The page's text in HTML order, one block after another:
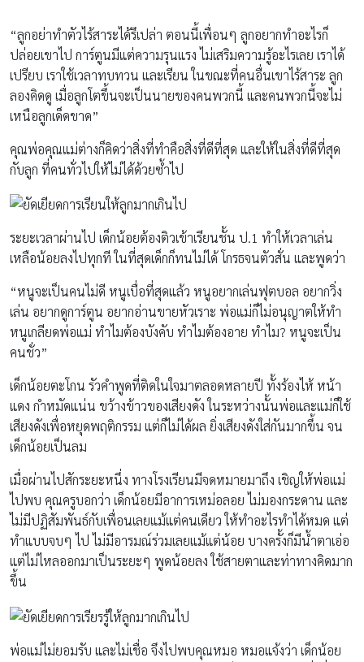
“ลูกอย่าทำตัวไร้สาระได้รึเปล่า ตอนนี้เพื่อนๆ ลูกอยากทำอะไรก็
ปล่อยเขาไป การ์ตูนมีแต่ความรุนแรง ไม่เสริมความรู้อะไรเลย เราได้
เปรียบ เราใช้เวลาทบทวน และเรียน ในขณะที่คนอื่นเขาไร้สาระ ลูก
ลองคิดดู เมื่อลูกโตขึ้นจะเป็นนายของคนพวกนี้ และคนพวกนี้จะไม่
เหนือลูกเด็ดขาด”
คุณพ่อคุณแม่ต่างก็คิดว่าสิ่งที่ทำคือสิ่งที่ดีที่สุด และให้ในสิ่งที่ดีที่สุด
กับลูก ที่คนทั่วไปให้ไม่ได้ด้วยซ้ำไป
ระยะเวลาผ่านไป เด็กน้อยต้องติวเข้าเรียนชั้น ป.1 ทำให้เวลาเล่น
เหลือน้อยลงไปทุกที ในที่สุดเด็กก็ทนไม่ได้ โกรธจนตัวสั่น และพูดว่า
“หนูจะเป็นคนไม่ดี หนูเบื่อที่สุดแล้ว หนูอยากเล่นฟุตบอล อยากวิ่ง
เล่น อยากดูการ์ตูน อยากอ่านขายหัวเราะ พ่อแม่ก็ไม่อนุญาตให้ทำ
หนูเกลียดพ่อแม่ ทำไมต้องบังคับ ทำไมต้องอาย ทำไม? หนูจะเป็น
คนชั่ว”
เด็กน้อยตะโกน รัวคำพูดที่ติดในใจมาตลอดหลายปี ทั้งร้องไห้ หน้า
แดง กำหมัดแน่น ขว้างข้าวของเสียงดัง ในระหว่างนั้นพ่อและแม่ก็ใช้
เสียงดังเพื่อหยุดพฤติกรรม แต่ก็ไม่ได้ผล ยิ่งเสียงดังใส่กันมากขึ้น จน
เด็กน้อยเป็นลม
เมื่อผ่านไปสักระยะหนึ่ง ทางโรงเรียนมีจดหมายมาถึง เชิญให้พ่อแม่
ไปพบ คุณครูบอกว่า เด็กน้อยมีอาการเหม่อลอย ไม่มองกระดาน และ
ไม่มีปฏิสัมพันธ์กับเพื่อนเลยแม้แต่คนเดียว ให้ทำอะไรทำได้หมด แต่
ทำแบบจบๆ ไป ไม่มีอารมณ์ร่วมเลยแม้แต่น้อย บางครั้งก็มีน้ำตาเอ่อ
แต่ไม่ไหลออกมาเป็นระยะๆ พูดน้อยลง ใช้สายตาและท่าทางคิดมาก
ขึ้น
พ่อแม่ไม่ยอมรับ และไม่เชื่อ จึงไปพบคุณหมอ หมอแจ้งว่า เด็กน้อย